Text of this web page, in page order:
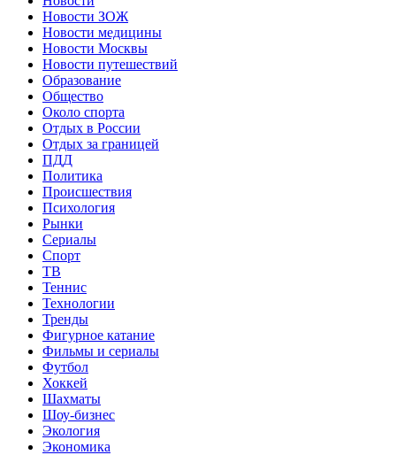
Новости ЗОЖ
Новости медицины
Новости Москвы
Новости путешествий
Образование
Общество
Около спорта
Отдых в России
Отдых за границей
ПДД
Политика
Происшествия
Психология
Рынки
Сериалы
Спорт
ТВ
Теннис
Технологии
Тренды
Фигурное катание
Фильмы и сериалы
Футбол
Хоккей
Шахматы
Шоу-бизнес
Экология
Экономика